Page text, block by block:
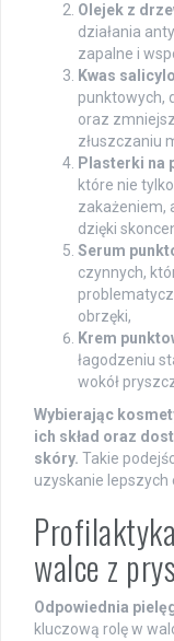
Olejek z
działania
zapalne i
Kwas
punktowych,
oraz
złuszczaniu
Plasterki na
które nie
zakażeniem,
dzięki
Serum
czynnych,
obrzęki,
Krem
łagodzeniu
wokół
Wybierając
ich skład oraz
skóry. Takie
uzyskanie lepszych
walce z
Odpowiednia
kluczową rolę w